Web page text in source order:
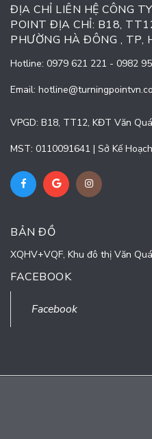
ĐỊA CHỈ LIÊN HỆ CÔNG
POINT ĐỊA CHỈ: B18,
PHƯỜNG HÀ ĐÔNG , TP,
Hotline: 0979 621 221 - 0982
Email:
VPGD: B18, TT12, KĐT Văn
MST: 0110091641 | Sở Kế
BẢN ĐỒ
XQHV+VQF, Khu đô thị Văn
FACEBOOK
Facebook